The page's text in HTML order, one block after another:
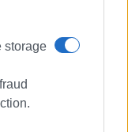
storage